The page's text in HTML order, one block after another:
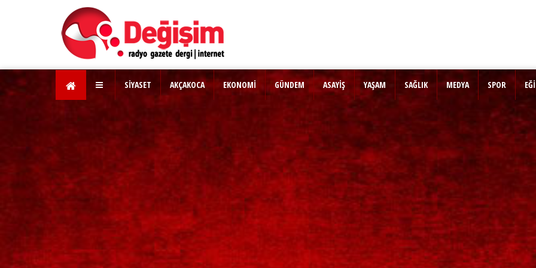
SİYASET AKÇAKOCA EKONOMİ GÜNDEM ASAYİŞ YAŞAM SAĞLIK MEDYA SPOR